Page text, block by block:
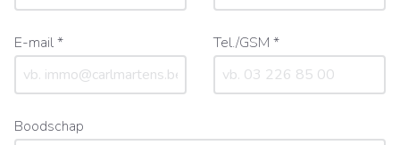
E-mail * Tel./GSM *
Boodschap